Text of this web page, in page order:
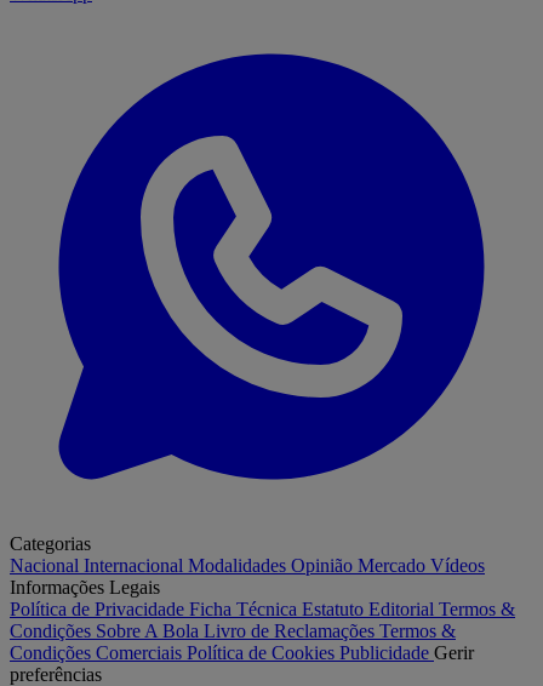
Categorias
Nacional Internacional Modalidades Opinião Mercado Vídeos
Informações Legais
Política de Privacidade Ficha Técnica Estatuto Editorial Termos &
Condições Sobre A Bola Livro de Reclamações Termos &
Condições Comerciais Política de Cookies Publicidade Gerir
preferências